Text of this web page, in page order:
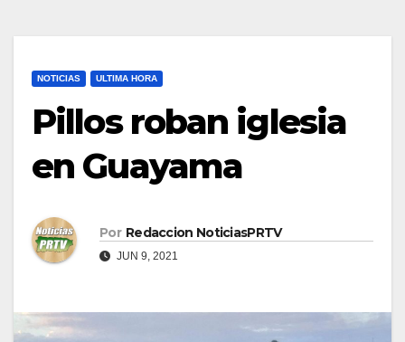
NOTICIAS ULTIMA HORA
Pillos roban iglesia
en Guayama
Por Redaccion NoticiasPRTV
JUN 9, 2021